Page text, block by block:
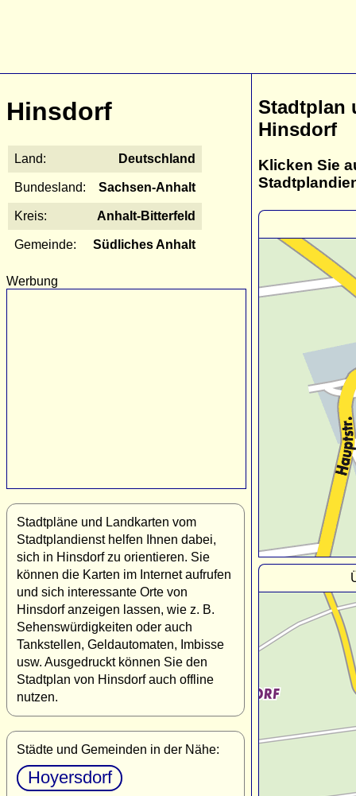
Hinsdorf
Land: Deutschland
Bundesland: Sachsen-Anhalt
Kreis: Anhalt-Bitterfeld
Gemeinde: Südliches Anhalt
Werbung
Stadtpläne und Landkarten vom
Stadtplandienst helfen Ihnen dabei,
sich in Hinsdorf zu orientieren. Sie
können die Karten im Internet aufrufen
und sich interessante Orte von
Hinsdorf anzeigen lassen, wie z. B.
Sehenswürdigkeiten oder auch
Tankstellen, Geldautomaten, Imbisse
usw. Ausgedruckt können Sie den
Stadtplan von Hinsdorf auch offline
nutzen.
Städte und Gemeinden in der Nähe:
Hoyersdorf
Stadtplan
Hinsdorf
Klicken Sie